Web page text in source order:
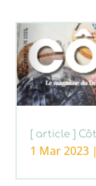
[ article ]
1 Mar 2023 |